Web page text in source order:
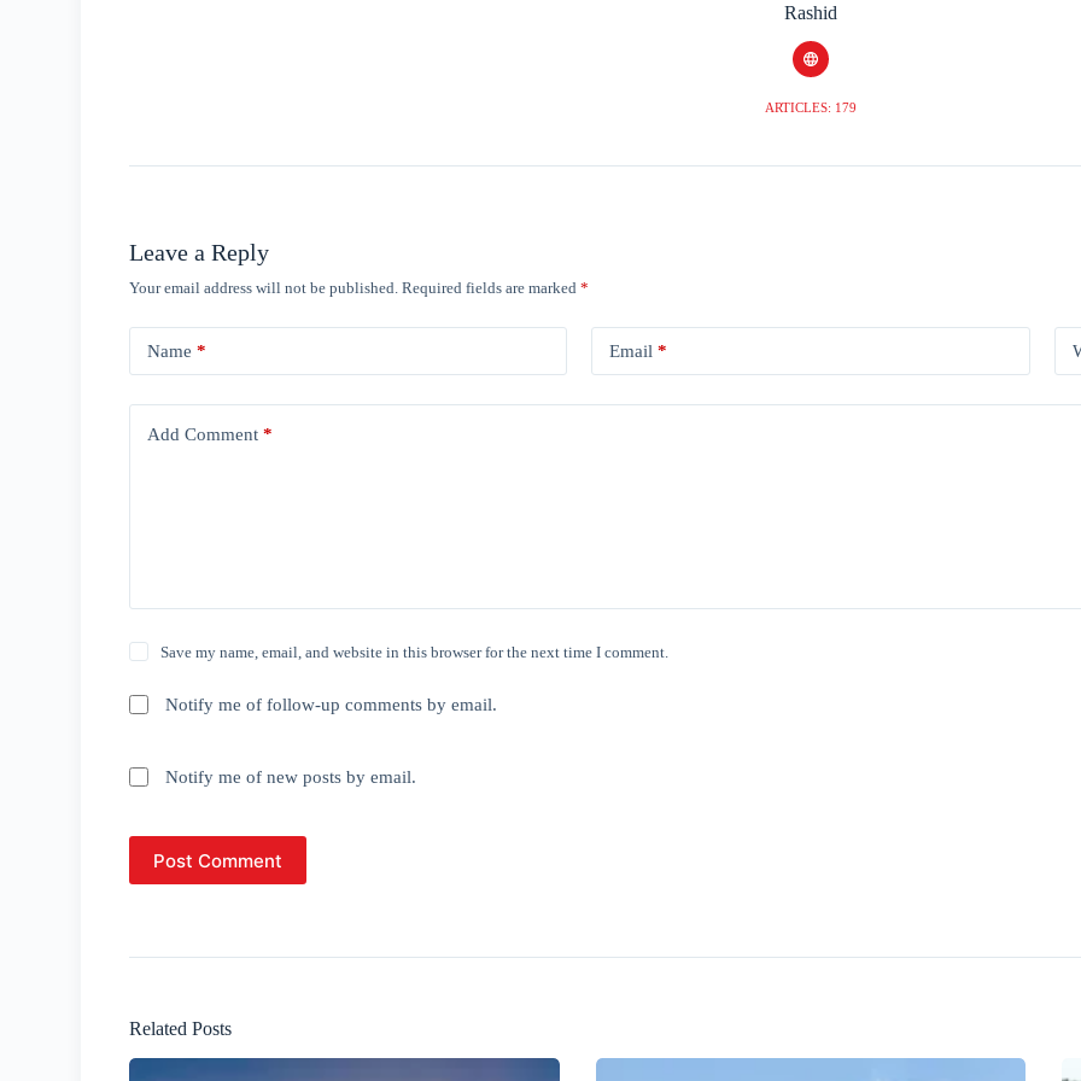
Rashid
ARTICLES: 179
Leave a Reply
Your email address will not be published. Required fields are marked*
Name * Email *
Add Comment *
Save my name, email, and website in this browser for the next time I comment.
Notify me of follow-up comments by email.
Notify me of new posts by email.
Post Comment
Related Posts